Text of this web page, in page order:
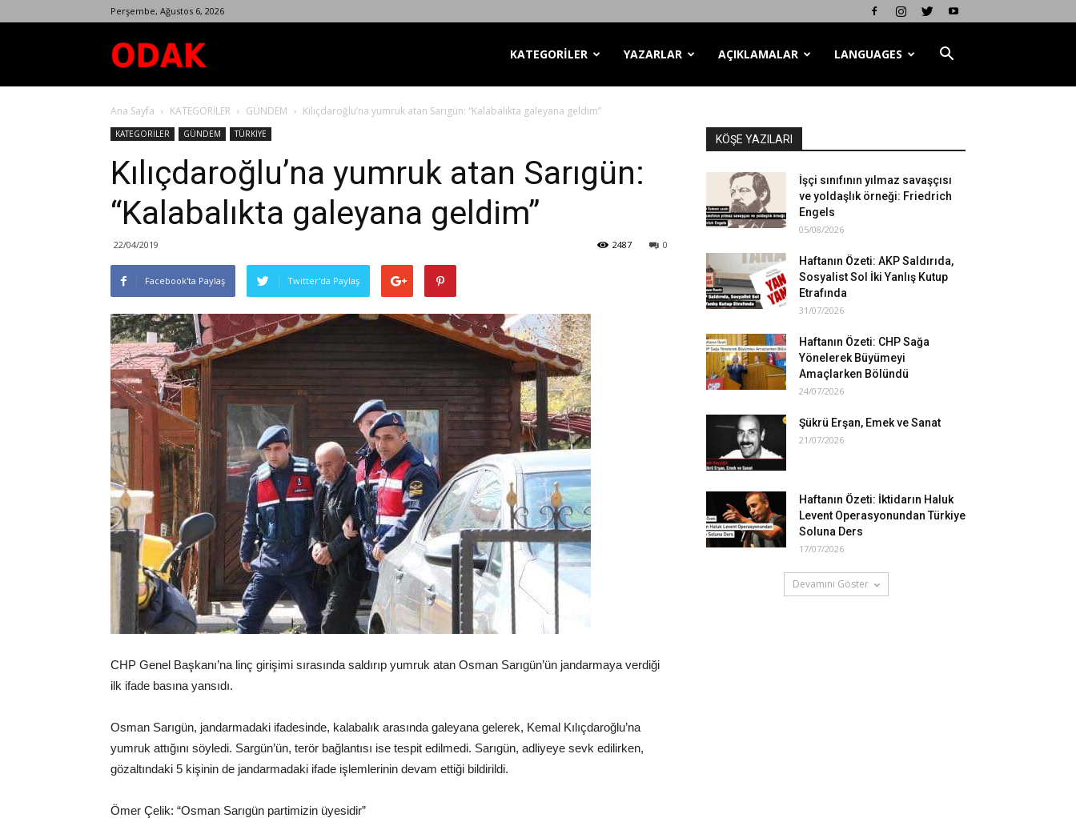
Perşembe, Ağustos 6, 2026
Dergisi
KATEGORİLER YAZARLAR AÇIKLAMALAR LANGUAGES
Ana Sayfa KATEGORİLER GÜNDEM Kılıçdaroğlu’na yumruk atan Sarıgün: “Kalabalıkta galeyana geldim”
KATEGORİLER GÜNDEM TÜRKİYE
Kılıçdaroğlu’na yumruk atan Sarıgün:
“Kalabalıkta galeyana geldim”
22/04/2019 0
2487
Facebook'ta Paylaş Twitter'da Paylaş
CHP Genel Başkanı’na linç girişimi sırasında saldırıp yumruk atan Osman Sarıgün’ün jandarmaya verdiği
ilk ifade basına yansıdı.
Osman Sarıgün, jandarmadaki ifadesinde, kalabalık arasında galeyana gelerek, Kemal Kılıçdaroğlu’na
yumruk attığını söyledi. Sargün’ün, terör bağlantısı ise tespit edilmedi. Sarıgün, adliyeye sevk edilirken,
gözaltındaki 5 kişinin de jandarmadaki ifade işlemlerinin devam ettiği bildirildi.
Ömer Çelik: “Osman Sarıgün partimizin üyesidir”
KÖŞE YAZILARI
İşçi sınıfının yılmaz savaşçısı
ve yoldaşlık örneği: Friedrich
Engels
05/08/2026
Haftanın Özeti: AKP Saldırıda,
Sosyalist Sol İki Yanlış Kutup
Etrafında
31/07/2026
Haftanın Özeti: CHP Sağa
Yönelerek Büyümeyi
Amaçlarken Bölündü
24/07/2026
Şükrü Erşan, Emek ve Sanat
21/07/2026
Haftanın Özeti: İktidarın Haluk
Levent Operasyonundan Türkiye
Soluna Ders
17/07/2026
Devamını Göster